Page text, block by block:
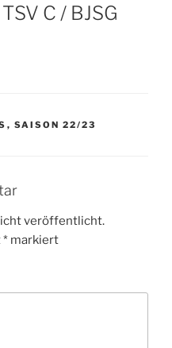
C / BJSG
, SAISON 22/23
veröffentlicht.
* markiert